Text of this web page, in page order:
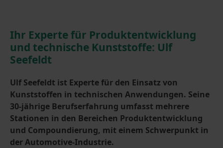
Ihr Experte für Produktentwicklung
und technische Kunststoffe: Ulf
Seefeldt
Ulf Seefeldt ist Experte für den Einsatz von
Kunststoffen in technischen Anwendungen. Seine
30-jährige Berufserfahrung umfasst mehrere
Stationen in den Bereichen Produktentwicklung
und Compoundierung, mit einem Schwerpunkt in
der Automotive-Industrie.